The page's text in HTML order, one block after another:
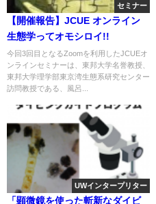
セミナー
【開催報告】JCUE オンライン
生態学ってオモシロイ!!
今回3回目となるZoomを利用したJCUEオ
ンラインセミナーは、東邦大学名誉教授、
東邦大学理学部東京湾生態系研究センター
訪問教授である、風呂...
UWインタープリター
「顕微鏡を使った斬新なダイビ